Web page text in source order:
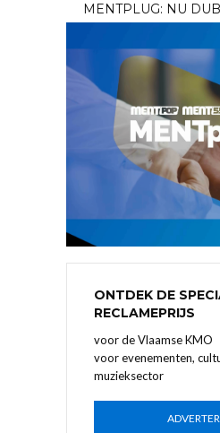
MENTPLUG: NU
ONTDEK DE
RECLAMEPRIJS
voor de Vlaamse KMO
voor evenementen,
muzieksector